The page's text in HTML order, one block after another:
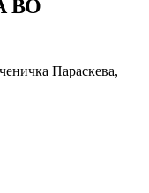
ВО
Параскева,